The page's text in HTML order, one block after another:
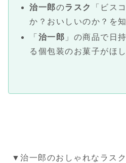
治一郎のラスク 「ビス
か？おいしいのか？を知
「 治一郎 」の商品で日
る個包装のお菓子がほし
▼治一郎のおしゃれなラス